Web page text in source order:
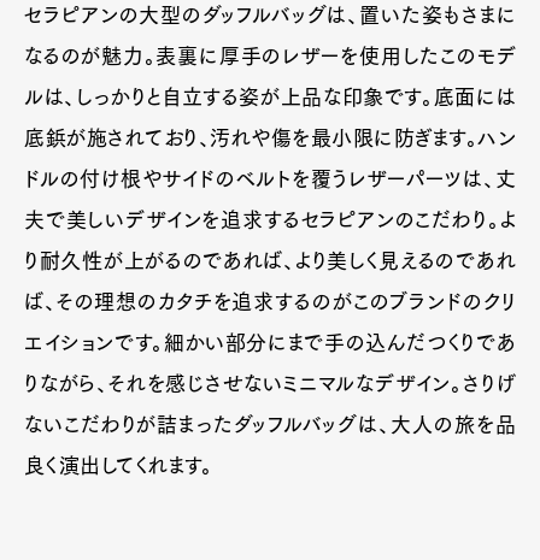
セラピアンの大型のダッフルバッグは、置いた姿もさまに
なるのが魅力。表裏に厚手のレザーを使用したこのモデ
ルは、しっかりと自立する姿が上品な印象です。底面には
底鋲が施されており、汚れや傷を最小限に防ぎます。ハン
ドルの付け根やサイドのベルトを覆うレザーパーツは、丈
夫で美しいデザインを追求するセラピアンのこだわり。よ
り耐久性が上がるのであれば、より美しく見えるのであれ
ば、その理想のカタチを追求するのがこのブランドのクリ
エイションです。細かい部分にまで手の込んだつくりであ
りながら、それを感じさせないミニマルなデザイン。さりげ
ないこだわりが詰まったダッフルバッグは、大人の旅を品
良く演出してくれます。